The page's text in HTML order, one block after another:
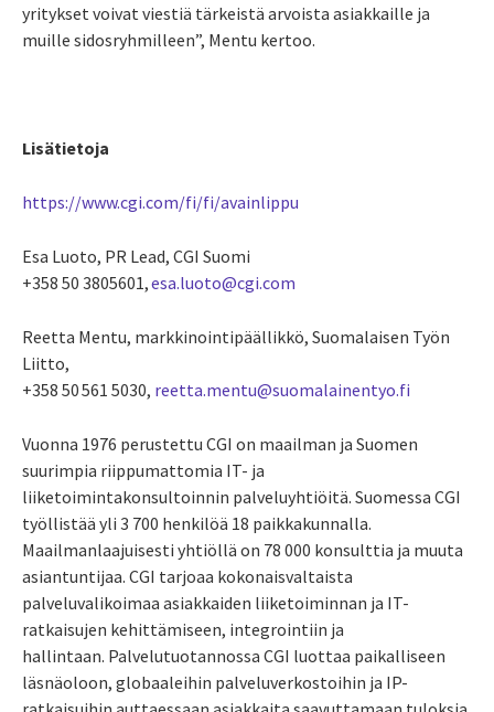
yritykset voivat viestiä tärkeistä arvoista asiakkaille ja
muille sidosryhmilleen”, Mentu kertoo.
Lisätietoja
https://www.cgi.com/fi/fi/avainlippu
Esa Luoto, PR Lead, CGI Suomi
+358 50 3805601,esa.luoto@cgi.com
Reetta Mentu, markkinointipäällikkö, Suomalaisen Työn
Liitto,
+358 50 561 5030, reetta.mentu@suomalainentyo.fi
Vuonna 1976 perustettu CGI on maailman ja Suomen
suurimpia riippumattomia IT- ja
liiketoimintakonsultoinnin palveluyhtiöitä. Suomessa CGI
työllistää yli 3 700 henkilöä 18 paikkakunnalla.
Maailmanlaajuisesti yhtiöllä on 78 000 konsulttia ja muuta
asiantuntijaa. CGI tarjoaa kokonaisvaltaista
palveluvalikoimaa asiakkaiden liiketoiminnan ja IT-
ratkaisujen kehittämiseen, integrointiin ja
hallintaan. Palvelutuotannossa CGI luottaa paikalliseen
läsnäoloon, globaaleihin palveluverkostoihin ja IP-